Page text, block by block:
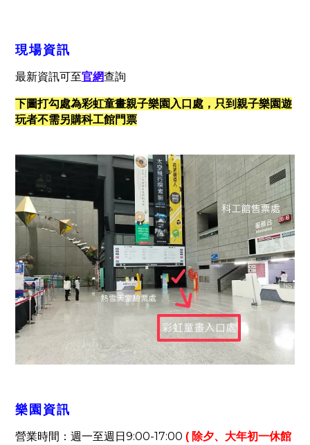
現場資訊
最新資訊可至官網查詢
下圖打勾處為彩虹童畫親子樂園入口處，只到親子樂園遊
玩者不需另購科工館門票
樂園 資訊
營業時間：週一至週日 9:00-17:00 ( 除夕、大年初一休館